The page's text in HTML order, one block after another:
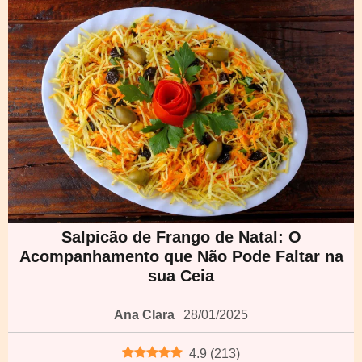
Salpicão de Frango de Natal: O
Acompanhamento que Não Pode Faltar na
sua Ceia
Ana Clara 28/01/2025
4.9 (213)